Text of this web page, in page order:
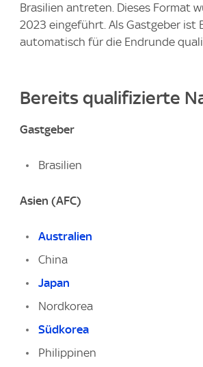
Brasilien antreten. Dieses Format
2023 eingeführt. Als Gastgeber ist
automatisch für die Endrunde
Bereits qualifizierte
Gastgeber
Brasilien
Asien (AFC)
Australien
China
Japan
Nordkorea
Südkorea
Philippinen